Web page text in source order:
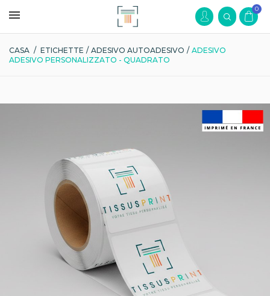
0
CASA / ETICHETTE / ADESIVO AUTOADESIVO / ADESIVO
ADESIVO PERSONALIZZATO - QUADRATO